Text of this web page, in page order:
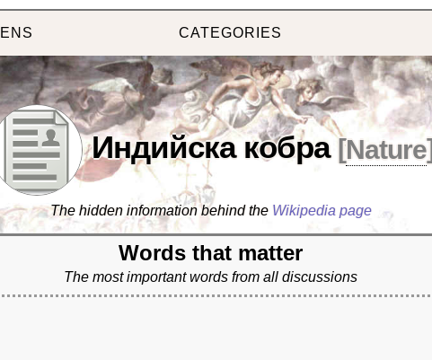
CATEGORIES
Индийска кобра [Nature]
The hidden information behind the Wikipedia page
Words that matter
The most important words from all discussions